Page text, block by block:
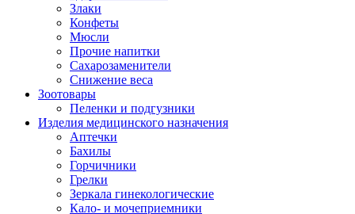
Злаки
Конфеты
Мюсли
Прочие напитки
Сахарозаменители
Снижение веса
Зоотовары
Пеленки и подгузники
Изделия медицинского назначения
Аптечки
Бахилы
Горчичники
Грелки
Зеркала гинекологические
Кало- и мочеприемники